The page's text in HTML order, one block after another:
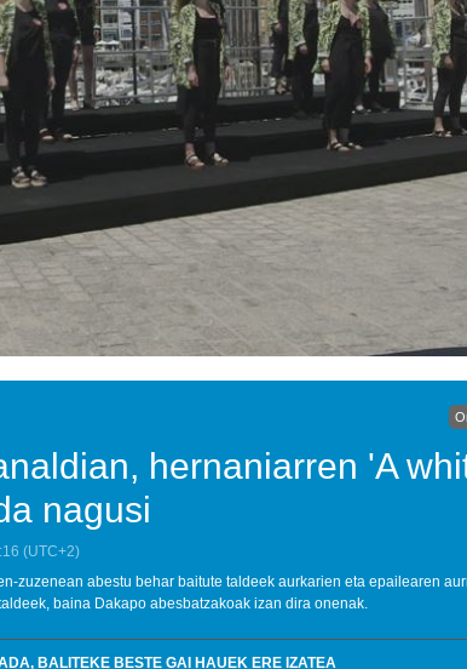
hernaniarren 'A
nagusi
(UTC+2)
zuzenean abestu behar baitute taldeek aurkarien eta epailearen
baina Dakapo abesbatzakoak izan dira onenak.
BALITEKE BESTE GAI HAUEK ERE IZATEA